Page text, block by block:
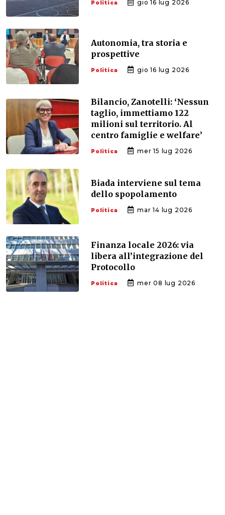
Politica gio 16 lug 2026
Autonomia, tra storia e
prospettive
Politica gio 16 lug 2026
Bilancio, Zanotelli: ‘Nessun
taglio, immettiamo 122
milioni sul territorio. Al
centro famiglie e welfare’
Politica mer 15 lug 2026
Biada interviene sul tema
dello spopolamento
Politica mar 14 lug 2026
Finanza locale 2026: via
libera all’integrazione del
Protocollo
Politica mer 08 lug 2026